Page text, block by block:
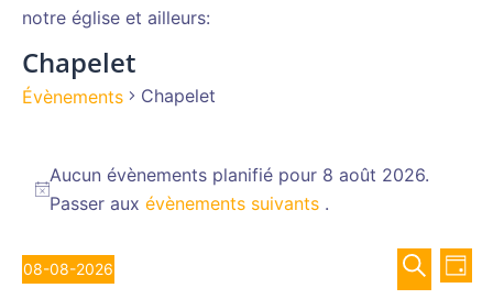
notre église et ailleurs:
Chapelet
Évènements Chapelet
for
2026
Notice
Aucun évènements planifié pour 8 août 2026.
Passer auxévènements suivants .
de
JOUR
08-08-2026